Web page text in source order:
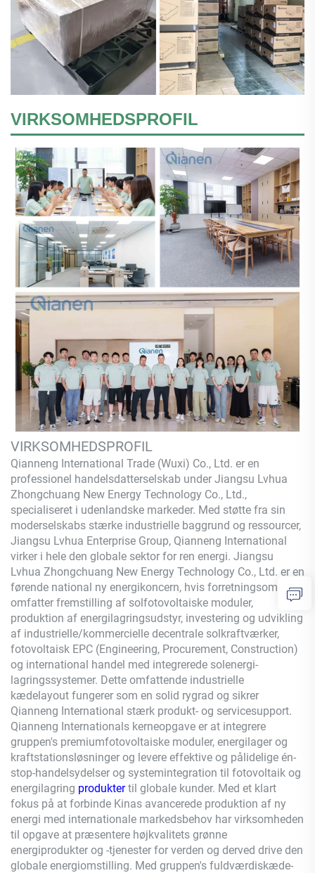
VIRKSOMHEDSPROFIL
VIRKSOMHEDSPROFIL
Qianneng International Trade (Wuxi) Co., Ltd. er en
professionel handelsdatterselskab under Jiangsu Lvhua
Zhongchuang New Energy Technology Co., Ltd.,
specialiseret i udenlandske markeder. Med støtte fra sin
moderselskabs stærke industrielle baggrund og ressourcer,
Jiangsu Lvhua Enterprise Group, Qianneng International
virker i hele den globale sektor for ren energi. Jiangsu
Lvhua Zhongchuang New Energy Technology Co., Ltd. er en
førende national ny energikoncern, hvis forretningsområder
omfatter fremstilling af solfotovoltaiske moduler,
produktion af energilagringsudstyr, investering og udvikling
af industrielle/kommercielle decentrale solkraftværker,
fotovoltaisk EPC (Engineering, Procurement, Construction)
og international handel med integrerede solenergi-
lagringssystemer. Dette omfattende industrielle
kædelayout fungerer som en solid rygrad og sikrer
Qianneng International stærk produkt- og servicesupport.
Qianneng Internationals kerneopgave er at integrere
gruppen's premiumfotovoltaiske moduler, energilager og
kraftstationsløsninger og levere effektive og pålidelige én-
stop-handelsydelser og systemintegration til fotovoltaik og
energilagring produktertil globale kunder. Med et klart
fokus på at forbinde Kinas avancerede produktion af ny
energi med internationale markedsbehov har virksomheden
til opgave at præsentere højkvalitets grønne
energiprodukter og -tjenester for verden og derved drive den
globale energiomstilling. Med gruppen's fuldværdiskæde-